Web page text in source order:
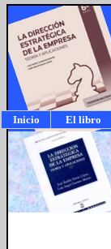
Inicio El libro